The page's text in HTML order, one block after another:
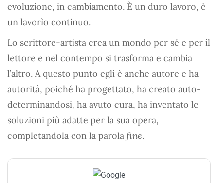
evoluzione, in cambiamento. È un duro lavoro, è
un lavorìo continuo.
Lo scrittore-artista crea un mondo per sé e per il
lettore e nel contempo si trasforma e cambia
l’altro. A questo punto egli è anche autore e ha
autorità, poiché ha progettato, ha creato auto-
determinandosi, ha avuto cura, ha inventato le
soluzioni più adatte per la sua opera,
completandola con la parola fine.